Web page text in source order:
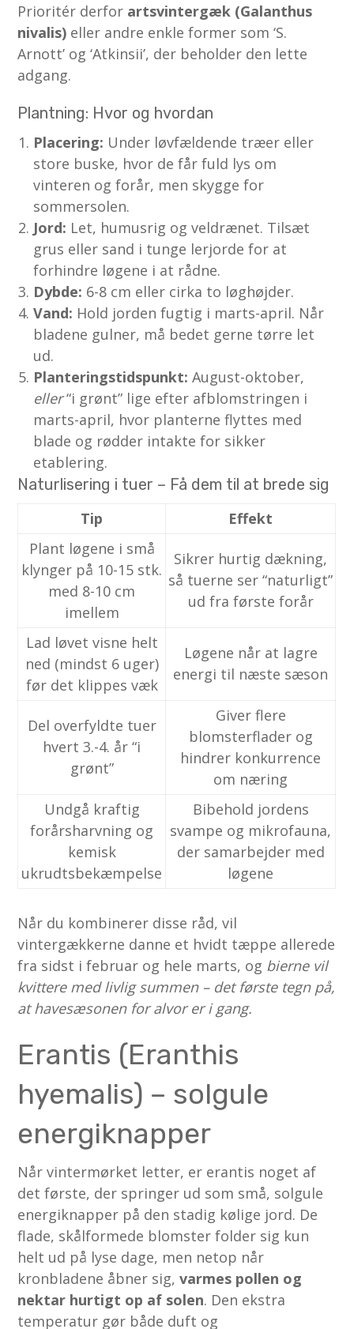
Prioritér derfor artsvintergæk (Galanthus
nivalis) eller andre enkle former som ‘S.
Arnott’ og ‘Atkinsii’, der beholder den lette
adgang.
Plantning: Hvor og hvordan
Placering: Under løvfældende træer eller
store buske, hvor de får fuld lys om
vinteren og forår, men skygge for
sommersolen.
Jord: Let, humusrig og veldrænet. Tilsæt
grus eller sand i tunge lerjorde for at
forhindre løgene i at rådne.
Dybde: 6-8 cm eller cirka to løghøjder.
Vand: Hold jorden fugtig i marts-april. Når
bladene gulner, må bedet gerne tørre let
ud.
Planteringstidspunkt: August-oktober,
eller“i grønt” lige efter afblomstringen i
marts-april, hvor planterne flyttes med
blade og rødder intakte for sikker
etablering.
Naturlisering i tuer – Få dem til at brede sig
Tip
Effekt
Plant løgene i små
klynger på 10-15 stk.
med 8-10 cm
imellem
Sikrer hurtig dækning,
så tuerne ser “naturligt”
ud fra første forår
Lad løvet visne helt
ned (mindst 6 uger)
før det klippes væk
Løgene når at lagre
energi til næste sæson
Del overfyldte tuer
hvert 3.-4. år “i
grønt”
Giver flere
blomsterflader og
hindrer konkurrence
om næring
Undgå kraftig
forårsharvning og
kemisk
ukrudtsbekæmpelse
Bibehold jordens
svampe og mikrofauna,
der samarbejder med
løgene
Når du kombinerer disse råd, vil
vintergækkerne danne et hvidt tæppe allerede
fra sidst i februar og hele marts, og bierne vil
kvittere med livlig summen – det første tegn på,
at havesæsonen for alvor er i gang.
Erantis (Eranthis
hyemalis) – solgule
energiknapper
Når vintermørket letter, er erantis noget af
det første, der springer ud som små, solgule
energiknapper på den stadig kølige jord. De
flade, skålformede blomster folder sig kun
helt ud på lyse dage, men netop når
kronbladene åbner sig,varmes pollen og
nektar hurtigt op af solen. Den ekstra
temperatur gør både duft og